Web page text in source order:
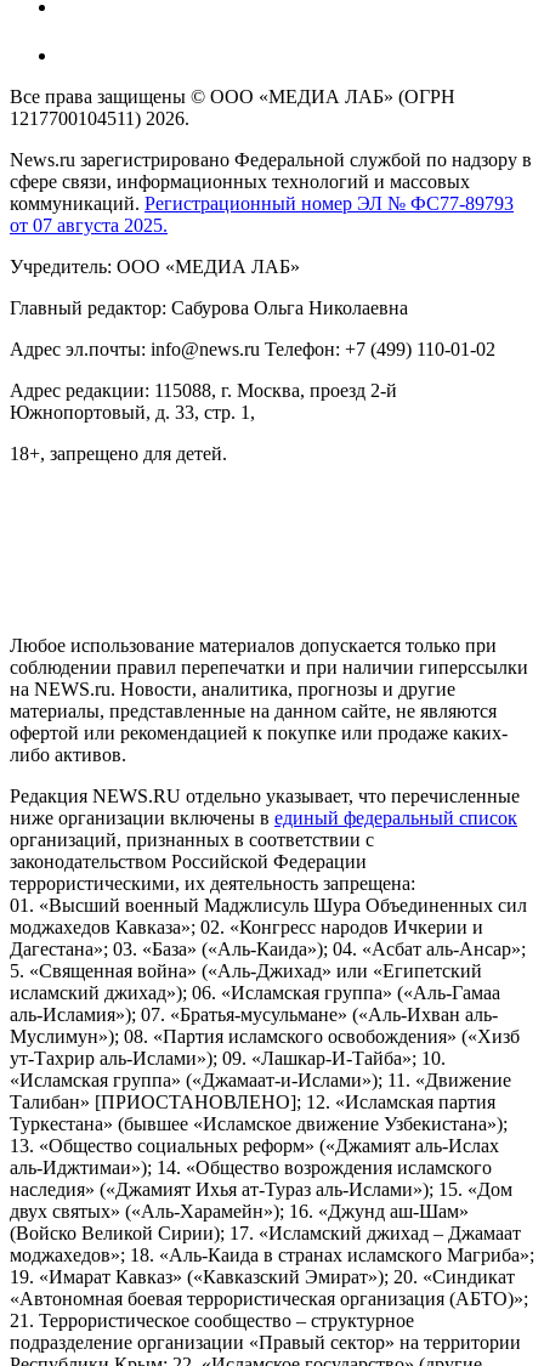
Все права защищены © ООО «МЕДИА ЛАБ» (ОГРН
1217700104511) 2026.
News.ru зарегистрировано Федеральной службой по надзору в
сфере связи, информационных технологий и массовых
коммуникаций. Регистрационный номер ЭЛ № ФС77-89793
от 07 августа 2025.
Учредитель: ООО «МЕДИА ЛАБ»
Главный редактор: Сабурова Ольга Николаевна
Адрес эл.почты: info@news.ru Телефон: +7 (499) 110-01-02
Адрес редакции: 115088, г. Москва, проезд 2-й
Южнопортовый, д. 33, стр. 1,
18+, запрещено для детей.
Любое использование материалов допускается только при
соблюдении правил перепечатки и при наличии гиперссылки
на NEWS.ru. Новости, аналитика, прогнозы и другие
материалы, представленные на данном сайте, не являются
офертой или рекомендацией к покупке или продаже каких-
либо активов.
Редакция NEWS.RU отдельно указывает, что перечисленные
ниже организации включены в единый федеральный список
организаций, признанных в соответствии с
законодательством Российской Федерации
террористическими, их деятельность запрещена:
01. «Высший военный Маджлисуль Шура Объединенных сил
моджахедов Кавказа»; 02. «Конгресс народов Ичкерии и
Дагестана»; 03. «База» («Аль-Каида»); 04. «Асбат аль-Ансар»;
5. «Священная война» («Аль-Джихад» или «Египетский
исламский джихад»); 06. «Исламская группа» («Аль-Гамаа
аль-Исламия»); 07. «Братья-мусульмане» («Аль-Ихван аль-
Муслимун»); 08. «Партия исламского освобождения» («Хизб
ут-Тахрир аль-Ислами»); 09. «Лашкар-И-Тайба»; 10.
«Исламская группа» («Джамаат-и-Ислами»); 11. «Движение
Талибан» [ПРИОСТАНОВЛЕНО]; 12. «Исламская партия
Туркестана» (бывшее «Исламское движение Узбекистана»);
13. «Общество социальных реформ» («Джамият аль-Ислах
аль-Иджтимаи»); 14. «Общество возрождения исламского
наследия» («Джамият Ихья ат-Тураз аль-Ислами»); 15. «Дом
двух святых» («Аль-Харамейн»); 16. «Джунд аш-Шам»
(Войско Великой Сирии); 17. «Исламский джихад – Джамаат
моджахедов»; 18. «Аль-Каида в странах исламского Магриба»;
19. «Имарат Кавказ» («Кавказский Эмират»); 20. «Синдикат
«Автономная боевая террористическая организация (АБТО)»;
21. Террористическое сообщество – структурное
подразделение организации «Правый сектор» на территории